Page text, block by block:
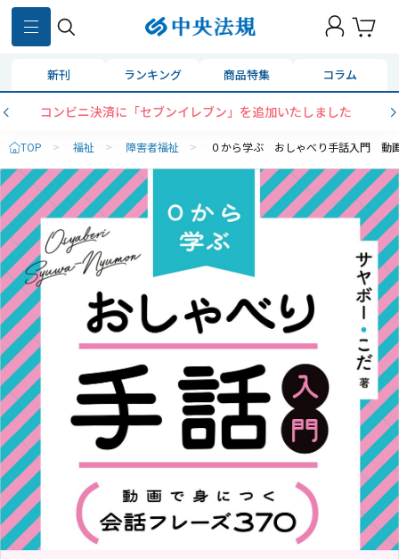
新刊 ランキング 商品特集 コラム
コンビニ決済に「セブンイレブン」を追加いたしました
TOP > 福祉 > 障害者福祉 > ０から学ぶ おしゃべり手話入門 動